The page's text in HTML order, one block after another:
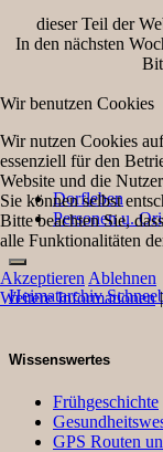
dieser Teil der
In den nächsten
Dorfleben
Personen u.
Heimatarchiv
Wissenswertes
Frühgeschichte
GPS Routen
Wir benutzen Cookies
Wir nutzen Cookies
essenziell für den
Website und die
Sie können selbst
Bitte beachten Sie,
alle Funktionalitäten
Akzeptieren Ablehnen
Weitere Informationen